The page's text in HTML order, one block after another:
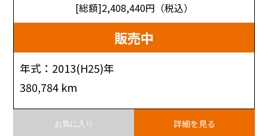
[総額]2,408,440円（税込）
販売中
年式：2013(H25)年
380,784 km
お気に入り 詳細を見る